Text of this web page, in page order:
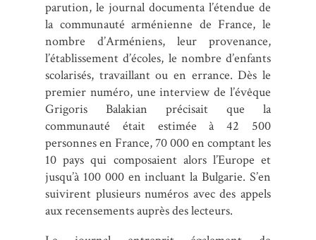
parution, le journal documenta l’étendue de
la communauté arménienne de France, le
nombre d’Arméniens, leur provenance,
l’établissement d’écoles, le nombre d’enfants
scolarisés, travaillant ou en errance. Dès le
premier numéro, une interview de l’évêque
Grigoris Balakian précisait que la
communauté était estimée à 42 500
personnes en France, 70 000 en comptant les
10 pays qui composaient alors l’Europe et
jusqu’à 100 000 en incluant la Bulgarie. S’en
suivirent plusieurs numéros avec des appels
aux recensements auprès des lecteurs.